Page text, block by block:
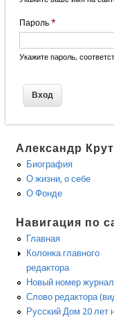
Пароль *
Укажите пароль,
Александр
Биография
О жизни, о себе
О Фонде
Навигация по
Главная
Колонка главного
редактора
Новый номер
Слово редактора
Русский Дом 20 лет